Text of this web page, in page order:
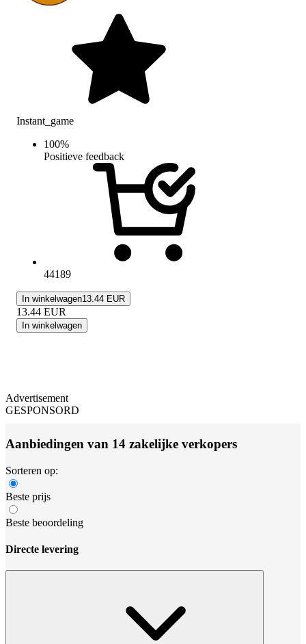
Instant_game
100%
Positieve feedback
44189
In winkelwagen13.44 EUR
13.44 EUR
In winkelwagen
Advertisement
GESPONSORD
Aanbiedingen van 14 zakelijke verkopers
Sorteren op:
Beste prijs
Beste beoordeling
Directe levering